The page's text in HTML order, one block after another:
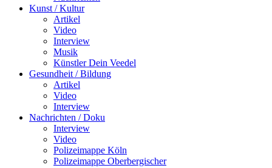
Kunst / Kultur
Artikel
Video
Interview
Musik
Künstler Dein Veedel
Gesundheit / Bildung
Artikel
Video
Interview
Nachrichten / Doku
Interview
Video
Polizeimappe Köln
Polizeimappe Oberbergischer